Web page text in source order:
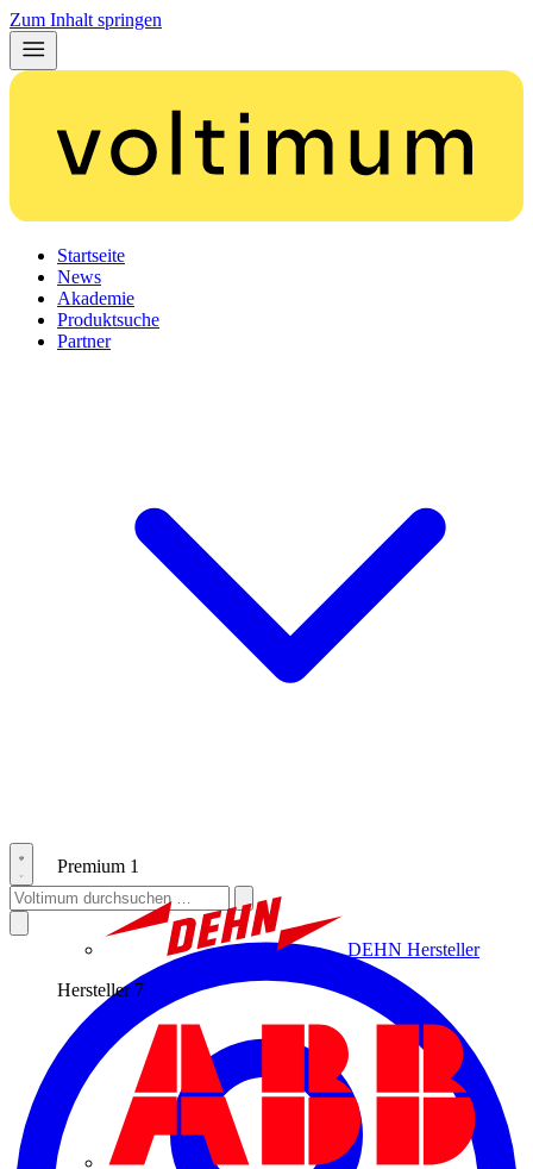
Zum Inhalt springen
Startseite
News
Akademie
Produktsuche
Partner
Premium 1
DEHN Hersteller
Hersteller 7